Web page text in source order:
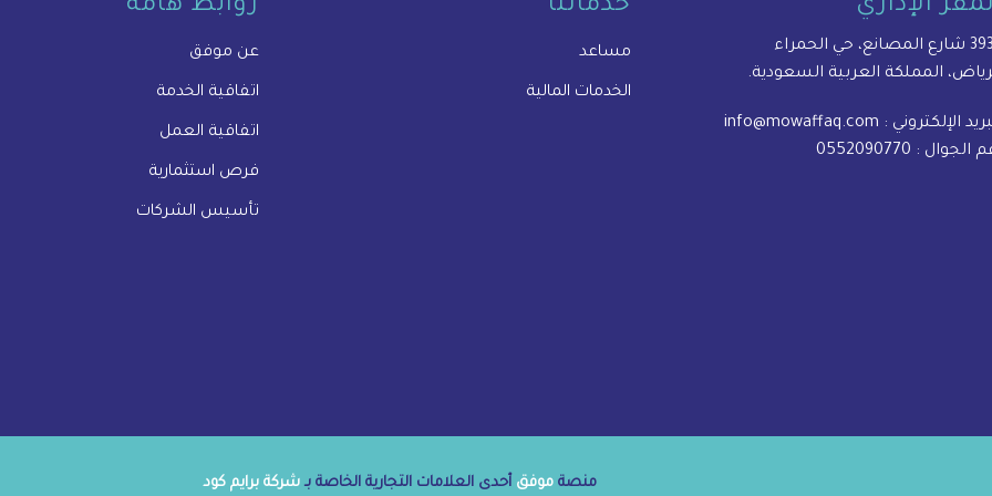
روابط هامة
عن موفق
اتفاقية الخدمة
اتفاقية العمل
فرص استثمارية
تأسيس الشركات
خدماتنا
مساعد
الخدمات المالية
الإداري
حي الحمراء
المملكة العربية السعودية.
الإلكتروني : info@mowaffaq.com
الجوال : 0552090770
منصة موفق أحدى العلامات التجارية الخاصة بـ شركة برايم كود